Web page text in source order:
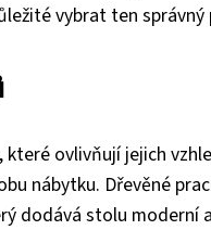
vybrat ten
ovlivňují jejich
nábytku. Dřevěné
dodává stolu moderní